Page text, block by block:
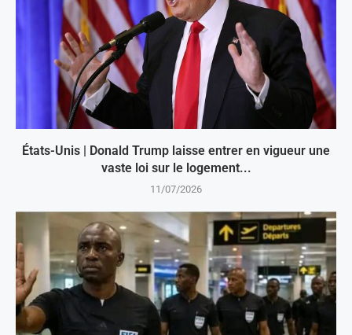
États-Unis | Donald Trump laisse entrer en vigueur une
vaste loi sur le logement...
11/07/2026